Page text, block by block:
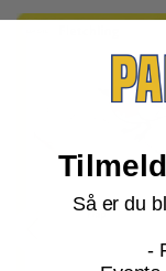
Så er du
-